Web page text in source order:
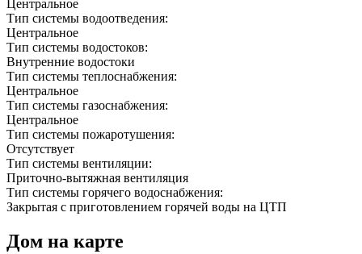
Центральное
Тип системы водоотведения:
Центральное
Тип системы водостоков:
Внутренние водостоки
Тип системы теплоснабжения:
Центральное
Тип системы газоснабжения:
Центральное
Тип системы пожаротушения:
Отсутствует
Тип системы вентиляции:
Приточно-вытяжная вентиляция
Тип системы горячего водоснабжения:
Закрытая с приготовлением горячей воды на ЦТП
Дом на карте